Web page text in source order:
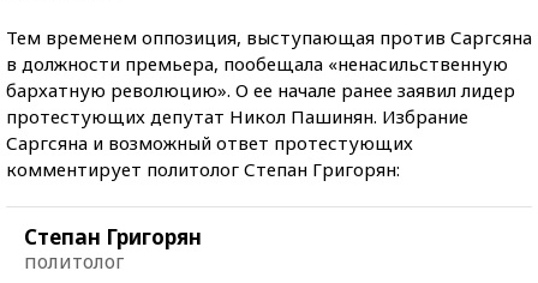
Тем временем оппозиция, выступающая против Саргсяна
в должности премьера, пообещала «ненасильственную
бархатную революцию». О ее начале ранее заявил лидер
протестующих депутат Никол Пашинян. Избрание
Саргсяна и возможный ответ протестующих
комментирует политолог Степан Григорян:
Степан Григорян
политолог